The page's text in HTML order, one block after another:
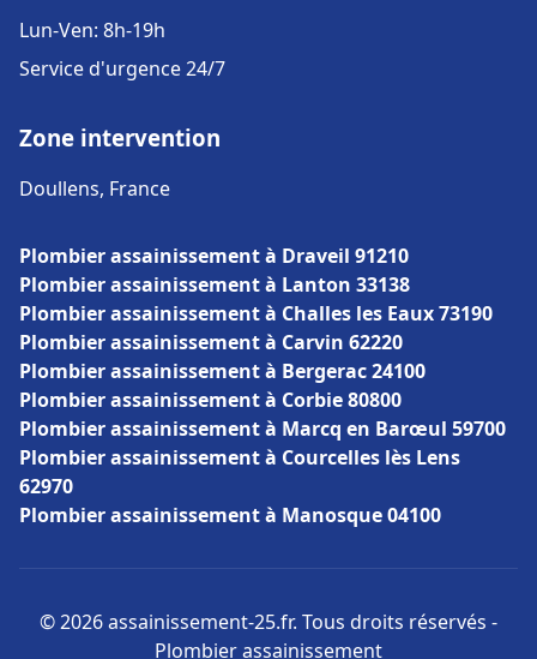
Lun-Ven: 8h-19h
Service d'urgence 24/7
Zone intervention
Doullens, France
Plombier assainissement à Draveil 91210
Plombier assainissement à Lanton 33138
Plombier assainissement à Challes les Eaux 73190
Plombier assainissement à Carvin 62220
Plombier assainissement à Bergerac 24100
Plombier assainissement à Corbie 80800
Plombier assainissement à Marcq en Barœul 59700
Plombier assainissement à Courcelles lès Lens
62970
Plombier assainissement à Manosque 04100
© 2026 assainissement-25.fr. Tous droits réservés -
Plombier assainissement